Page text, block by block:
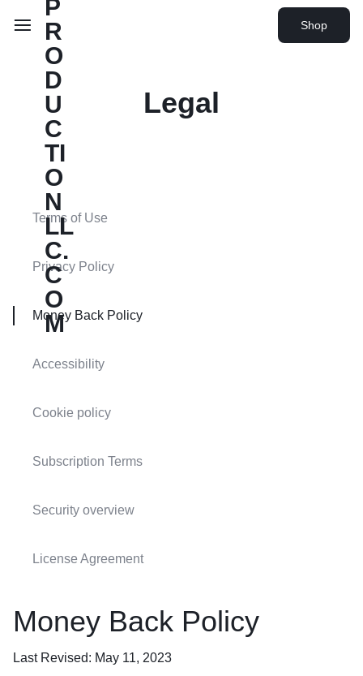
Shop
Legal
Terms of Use
Privacy Policy
Money Back Policy
Accessibility
Cookie policy
Subscription Terms
Security overview
License Agreement
Money Back Policy
Last Revised: May 11, 2023